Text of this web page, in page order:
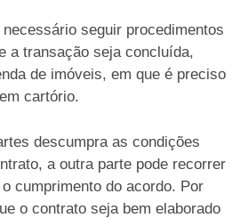
seguir procedimentos
a transação seja concluída,
de imóveis, em que é preciso
cartório.
descumpra as condições
a outra parte pode recorrer
cumprimento do acordo. Por
o contrato seja bem elaborado